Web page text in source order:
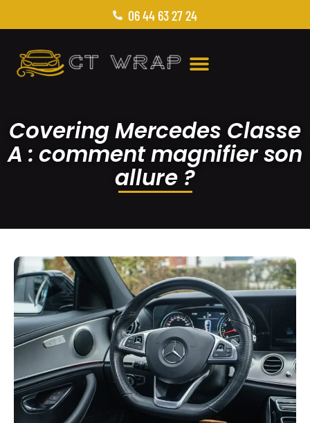
06 44 63 27 24
Covering Mercedes Classe
A : comment magnifier son
allure ?